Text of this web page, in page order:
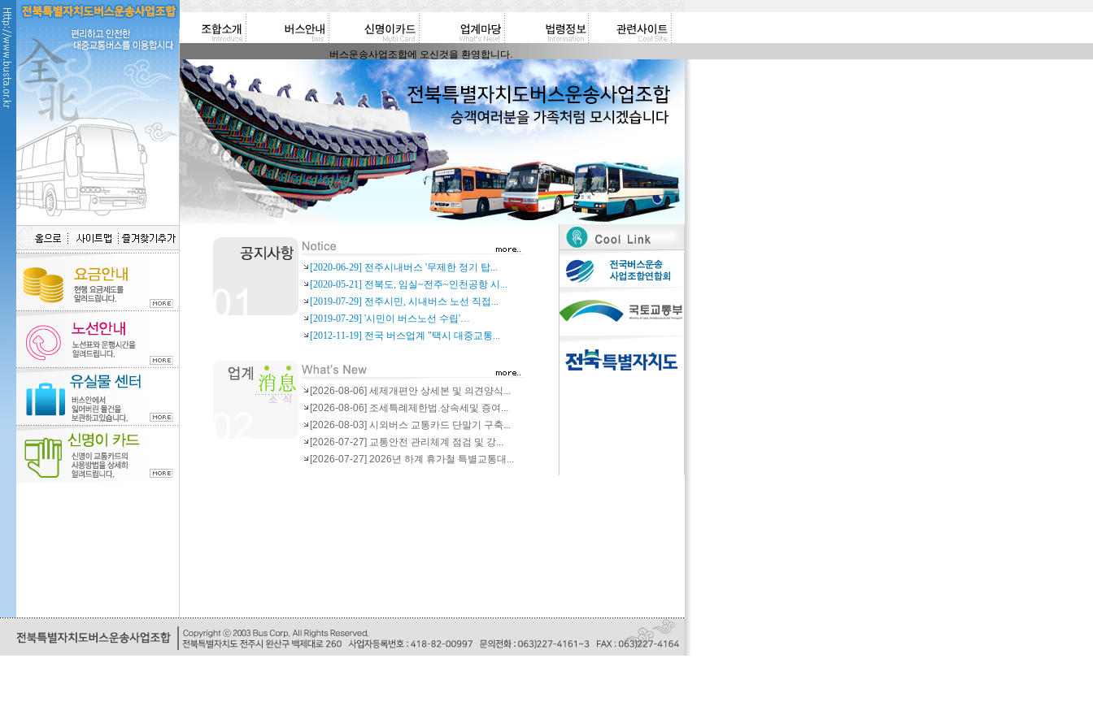
버스운송사업조합에 오신것을 환영합니다.
[2020-06-29] 전주시내버스 '무제한 정기 탑...
[2020-05-21] 전북도, 임실~전주~인천공항 시...
[2019-07-29] 전주시민, 시내버스 노선 직접...
[2019-07-29] '시민이 버스노선 수립'…
[2012-11-19] 전국 버스업계 "택시 대중교통...
[2026-08-06] 세제개편안 상세본 및 의견양식...
[2026-08-06] 조세특례제한법.상속세및 증여...
[2026-08-03] 시외버스 교통카드 단말기 구축...
[2026-07-27] 교통안전 관리체계 점검 및 강...
[2026-07-27] 2026년 하계 휴가철 특별교통대...